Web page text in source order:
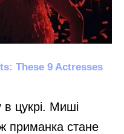
в цукрі. Миші
приманка стане